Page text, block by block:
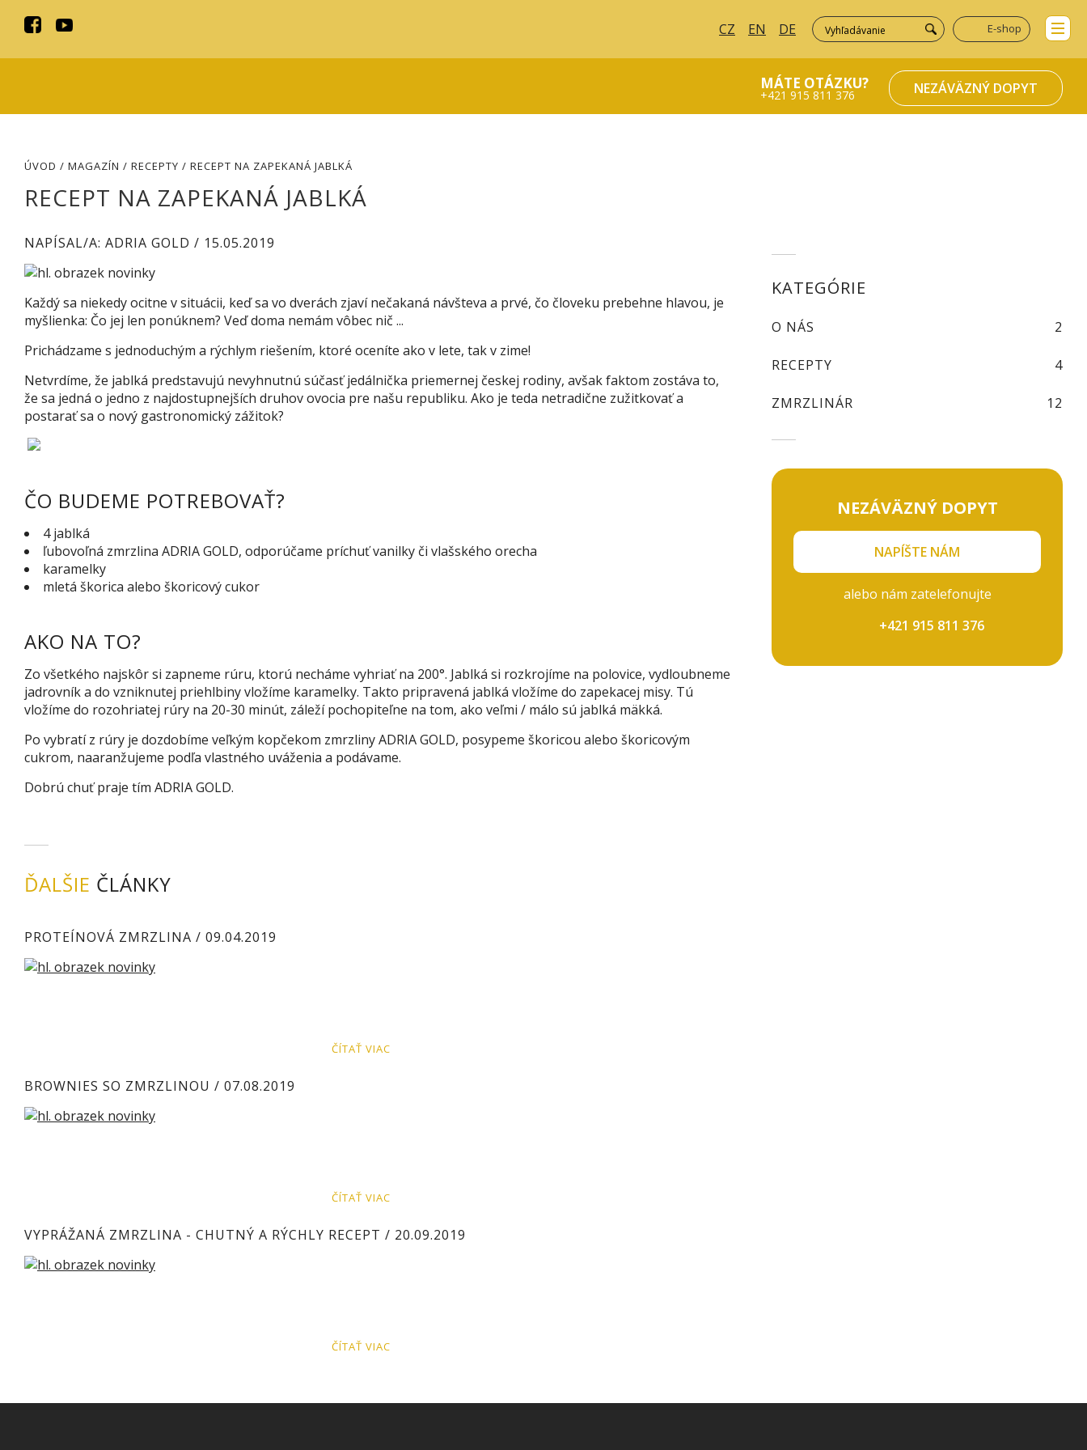
CZ EN DE E-shop
MÁTE OTÁZKU?
+421 915 811 376 NEZÁVÄZNÝ DOPYT
ÚVOD / MAGAZÍN / RECEPTY / RECEPT NA ZAPEKANÁ JABLKÁ
RECEPT NA ZAPEKANÁ JABLKÁ
NAPÍSAL/A: ADRIA GOLD / 15.05.2019
Každý sa niekedy ocitne v situácii, keď sa vo dverách zjaví nečakaná návšteva a prvé, čo človeku prebehne hlavou, je
myšlienka: Čo jej len ponúknem? Veď doma nemám vôbec nič ...
Prichádzame s jednoduchým a rýchlym riešením, ktoré oceníte ako v lete, tak v zime!
Netvrdíme, že jablká predstavujú nevyhnutnú súčasť jedálnička priemernej českej rodiny, avšak faktom zostáva to,
že sa jedná o jedno z najdostupnejších druhov ovocia pre našu republiku. Ako je teda netradične zužitkovať a
postarať sa o nový gastronomický zážitok?
ČO BUDEME POTREBOVAŤ?
4 jablká
ľubovoľná zmrzlina ADRIA GOLD, odporúčame príchuť vanilky či vlašského orecha
karamelky
mletá škorica alebo škoricový cukor
AKO NA TO?
Zo všetkého najskôr si zapneme rúru, ktorú necháme vyhriať na 200°. Jablká si rozkrojíme na polovice, vydloubneme
jadrovník a do vzniknutej priehlbiny vložíme karamelky. Takto pripravená jablká vložíme do zapekacej misy. Tú
vložíme do rozohriatej rúry na 20-30 minút, záleží pochopiteľne na tom, ako veľmi / málo sú jablká mäkká.
Po vybratí z rúry je dozdobíme veľkým kopčekom zmrzliny ADRIA GOLD, posypeme škoricou alebo škoricovým
cukrom, naaranžujeme podľa vlastného uváženia a podávame.
Dobrú chuť praje tím ADRIA GOLD.
ĎALŠIE ČLÁNKY
PROTEÍNOVÁ ZMRZLINA / 09.04.2019
ČÍTAŤ VIAC
BROWNIES SO ZMRZLINOU / 07.08.2019
ČÍTAŤ VIAC
VYPRÁŽANÁ ZMRZLINA - CHUTNÝ A RÝCHLY RECEPT / 20.09.2019
ČÍTAŤ VIAC
KATEGÓRIE
O NÁS 2
RECEPTY 4
ZMRZLINÁR 12
NEZÁVÄZNÝ DOPYT
NAPÍŠTE NÁM
alebo nám zatelefonujte
+421 915 811 376